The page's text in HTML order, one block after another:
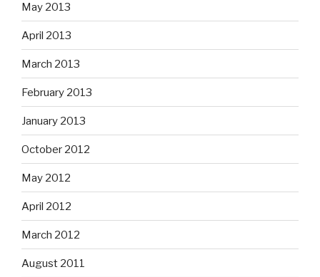
May 2013
April 2013
March 2013
February 2013
January 2013
October 2012
May 2012
April 2012
March 2012
August 2011